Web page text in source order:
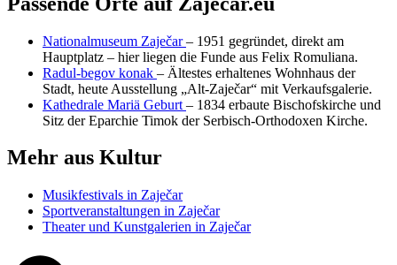
Nationalmuseum Zaječar– 1951 gegründet, direkt am
Hauptplatz – hier liegen die Funde aus Felix Romuliana.
Radul-begov konak – Ältestes erhaltenes Wohnhaus der
Stadt, heute Ausstellung „Alt-Zaječar“ mit Verkaufsgalerie.
Kathedrale Mariä Geburt – 1834 erbaute Bischofskirche und
Sitz der Eparchie Timok der Serbisch-Orthodoxen Kirche.
Mehr aus Kultur
Musikfestivals in Zaječar
Sportveranstaltungen in Zaječar
Theater und Kunstgalerien in Zaječar